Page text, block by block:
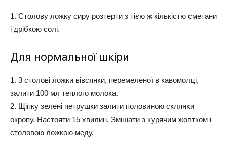
1. Столову ложку сиру розтерти з тією ж кількістю сметани
і дрібкою солі.
Для нормальної шкіри
1. 3 столові ложки вівсянки, перемеленої в кавомолці,
залити 100 мл теплого молока.
2. Щіпку зелені петрушки залити половиною склянки
окропу. Настояти 15 хвилин. Змішати з курячим жовтком і
столовою ложкою меду.